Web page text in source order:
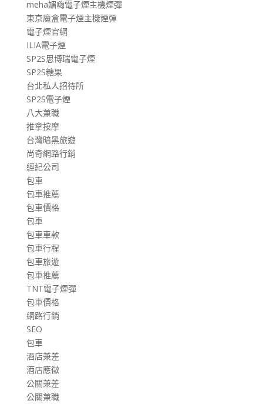
meha媚嗨電子煙主機煙彈
東京魔盒電子煙主機煙彈
電子煙官網
ILIA電子煙
SP2S思博瑞電子煙
SP2S糖果
台北私人招待所
SP2S電子煙
八大兼職
推拿按摩
台灣暗黑旅遊
尚奇網路行銷
經紀公司
包車
包車推薦
包車價格
包車
包車車款
包車行程
包車旅遊
包車推薦
TNT電子煙彈
包車價格
網路行銷
SEO
包車
酒店兼差
酒店應徵
公關兼差
公關兼職